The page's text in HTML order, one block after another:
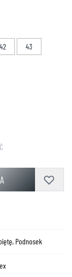
42
43
Podnosek